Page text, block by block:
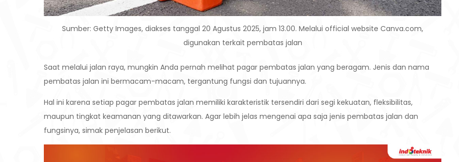
Sumber: Getty Images, diakses tanggal 20 Agustus 2025, jam 13.00. Melalui official website Canva.com,
digunakan terkait pembatas jalan
Saat melalui jalan raya, mungkin Anda pernah melihat pagar pembatas jalan yang beragam. Jenis dan nama
pembatas jalan ini bermacam-macam, tergantung fungsi dan tujuannya.
Hal ini karena setiap pagar pembatas jalan memiliki karakteristik tersendiri dari segi kekuatan, fleksibilitas,
maupun tingkat keamanan yang ditawarkan. Agar lebih jelas mengenai apa saja jenis pembatas jalan dan
fungsinya, simak penjelasan berikut.